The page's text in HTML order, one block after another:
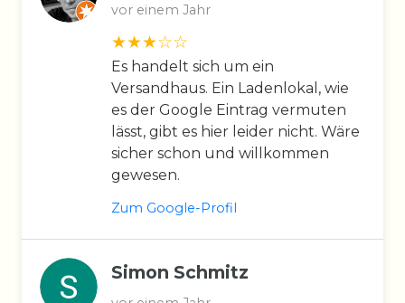
vor einem Jahr
Es handelt sich um ein
Versandhaus. Ein Ladenlokal, wie
es der Google Eintrag vermuten
lässt, gibt es hier leider nicht. Wäre
sicher schon und willkommen
gewesen.
Zum Google-Profil
Simon Schmitz